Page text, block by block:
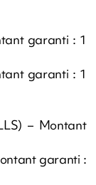
garanti : 1
garanti : 1
– Montant
garanti :